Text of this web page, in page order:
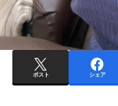
ポスト シェア